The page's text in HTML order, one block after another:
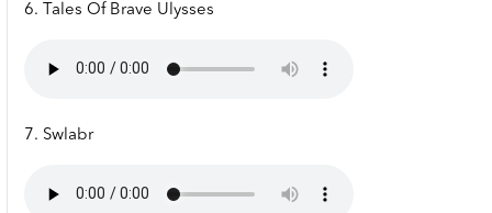
6. Tales Of Brave Ulysses
7. Swlabr